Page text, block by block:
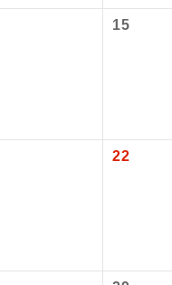
15
22
【海外空港諸税等】
2026/9/7 大人（12歳以上
※上記以外の出発日につ
2026/8/10 大人（12歳以
ご同行者様が異なる発